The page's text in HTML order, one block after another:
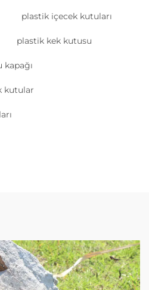
plastik içecek kutuları
plastik kek kutusu
kutular